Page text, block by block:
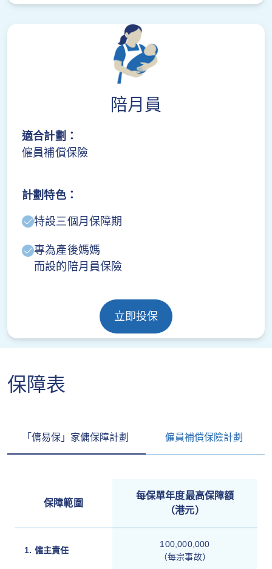
陪月員
適合計劃：
僱員補償保險
計劃特色：
特設三個月保障期
專為產後媽媽
而設的陪月員保險
立即投保
保障表
「傭易保」家傭保障計劃 僱員補償保險計劃
保障範圍
每保單年度最高保障額
（港元）
1. 僱主責任
100,000,000
（每宗事故）